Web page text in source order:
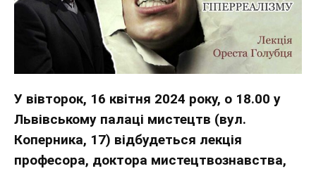
У вівторок, 16 квітня 2024 року, о 18.00 у
Львівському палаці мистецтв (вул.
Коперника, 17) відбудеться лекція
професора, доктора мистецтвознавства,